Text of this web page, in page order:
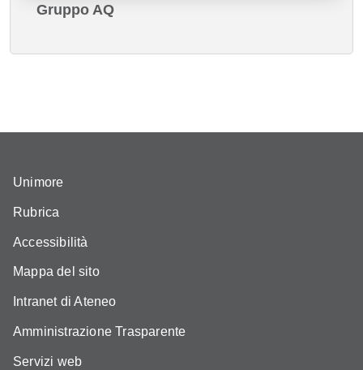
Gruppo AQ
Unimore
Rubrica
Accessibilità
Mappa del sito
Intranet di Ateneo
Amministrazione Trasparente
Servizi web